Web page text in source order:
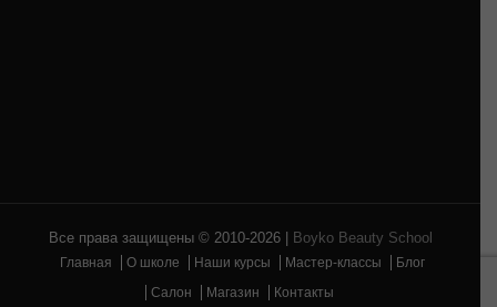
Все права защищены © 2010-2026 | Boyko Beauty School
Главная О школе Наши курсы Мастер-классы
Блог
Салон
Магазин Контакты